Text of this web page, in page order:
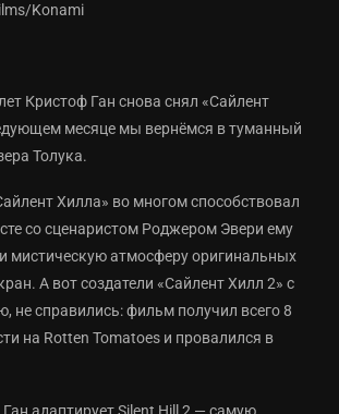
Konami
Кристоф Ган снова снял «Сайлент
месяце мы вернёмся в туманный
Толука.
Хилла» во многом способствовал
со сценаристом Роджером Эвери ему
мистическую атмосферу оригинальных
А вот создатели «Сайлент Хилл 2» с
не справились: фильм получил всего 8
на Rotten Tomatoes и провалился в